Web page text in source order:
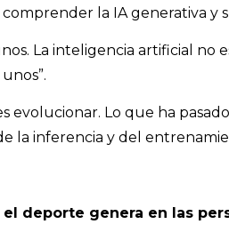
la IA generativa y
La inteligencia artificial
evolucionar. Lo que ha
la inferencia y del
deporte genera en las